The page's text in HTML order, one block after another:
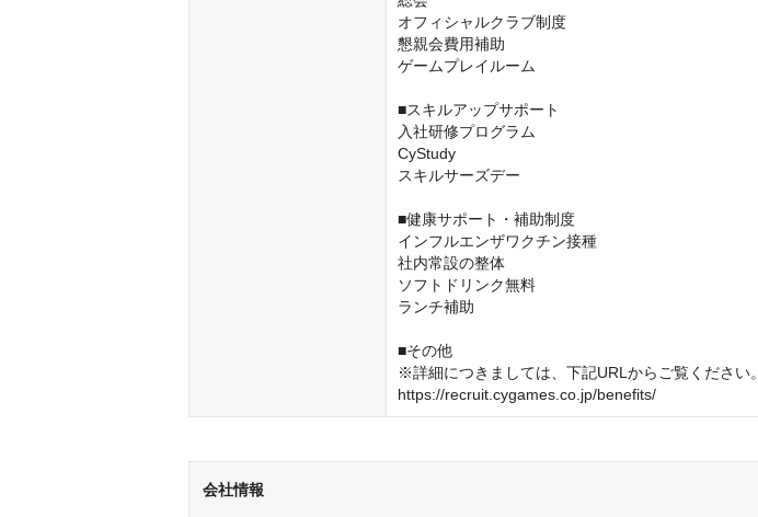
オフィシャルクラブ制度
懇親会費用補助
ゲームプレイルーム
■スキルアップサポート
入社研修プログラム
CyStudy
スキルサーズデー
■健康サポート・補助制度
インフルエンザワクチン接種
社内常設の整体
ソフトドリンク無料
ランチ補助
■その他
※詳細につきましては、下記URLからご覧ください。
https://recruit.cygames.co.jp/benefits/
会社情報